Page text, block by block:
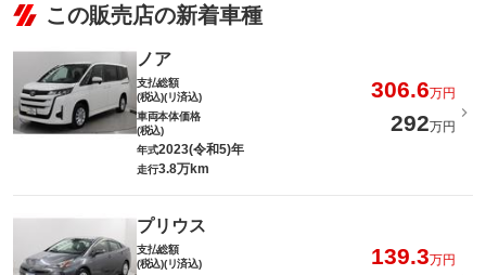
この販売店の新着車種
ノア
支払総額
(税込)(リ済込)
306.6万円
車両本体価格
(税込)
292万円
年式2023(令和5)年
走行3.8万km
プリウス
支払総額
(税込)(リ済込)
139.3万円